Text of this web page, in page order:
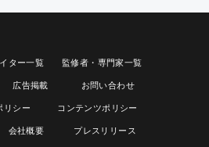
ター一覧 監修者・専門家一覧
広告掲載 お問い合わせ
リシー コンテンツポリシー
会社概要 プレスリリース